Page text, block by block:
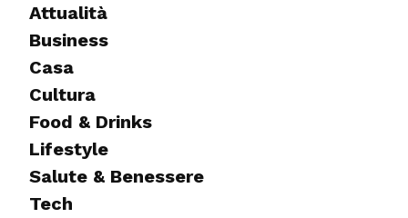
Attualità
Business
Casa
Cultura
Food & Drinks
Lifestyle
Salute & Benessere
Tech